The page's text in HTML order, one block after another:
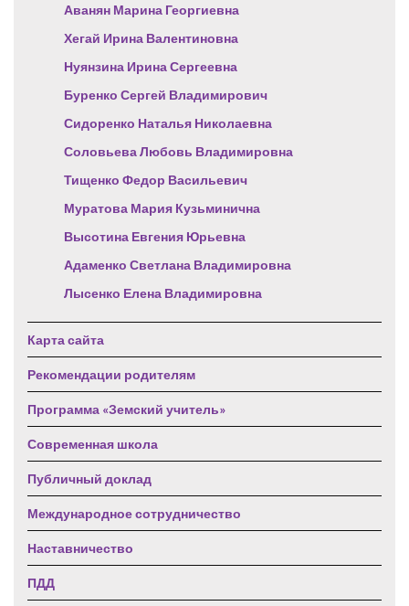
Аванян Марина Георгиевна
Хегай Ирина Валентиновна
Нуянзина Ирина Сергеевна
Буренко Сергей Владимирович
Сидоренко Наталья Николаевна
Соловьева Любовь Владимировна
Тищенко Федор Васильевич
Муратова Мария Кузьминична
Высотина Евгения Юрьевна
Адаменко Светлана Владимировна
Лысенко Елена Владимировна
Карта сайта
Рекомендации родителям
Программа «Земский учитель»
Современная школа
Публичный доклад
Международное сотрудничество
Наставничество
ПДД